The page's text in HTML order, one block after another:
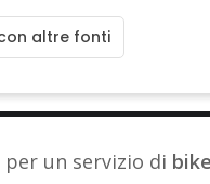
altre fonti
per un servizio di